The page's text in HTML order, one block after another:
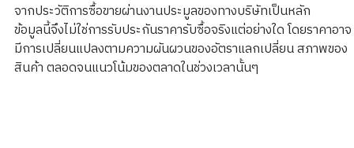
Louis Vuitton Epi Twist MM Shoulder Bag M57517
ราคารับซื้ออ้างอิง
THB 103,920.70
จากประวัติการซื้อขายผ่านงานประมูลของทางบริษัทเป็นหลัก
ข้อมูลนี้จึงไม่ใช่การรับประกันราคารับซื้อจริงแต่อย่างใด โดยราคาอาจ
มีการเปลี่ยนแปลงตามความผันผวนของอัตราแลกเปลี่ยน สภาพของ
สินค้า ตลอดจนแนวโน้มของตลาดในช่วงเวลานั้นๆ